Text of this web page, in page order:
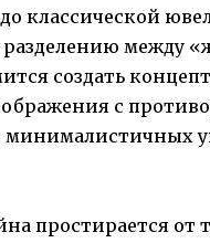
классической
разделению между
создать
с
простирается от